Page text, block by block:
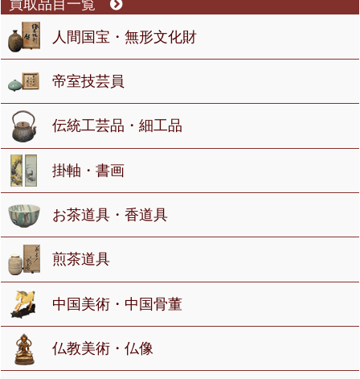
買取品目一覧
人間国宝・無形文化財
帝室技芸員
伝統工芸品・細工品
掛軸・書画
お茶道具・香道具
煎茶道具
中国美術・中国骨董
仏教美術・仏像